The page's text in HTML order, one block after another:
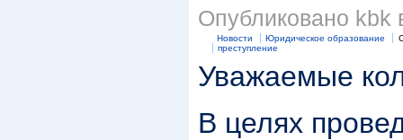
Опубликовано kbk
Новости Юридическое образование
преступление
Уважаемые
В целях